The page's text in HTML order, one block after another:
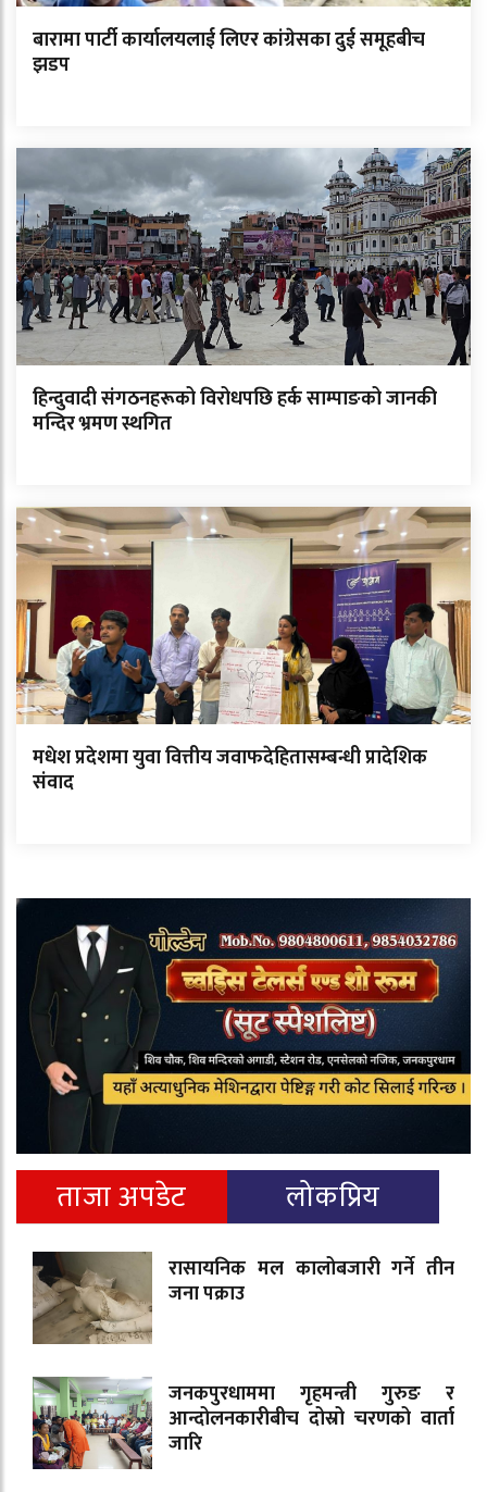
बारामा पार्टी कार्यालयलाई लिएर कांग्रेसका दुई समूहबीच
झडप
हिन्दुवादी संगठनहरूको विरोधपछि हर्क साम्पाङको जानकी
मन्दिर भ्रमण स्थगित
मधेश प्रदेशमा युवा वित्तीय जवाफदेहितासम्बन्धी प्रादेशिक
संवाद
ताजा अपडेट लोकप्रिय
रासायनिक मल कालोबजारी गर्ने तीन
जना पक्राउ
जनकपुरधाममा गृहमन्त्री गुरुङ र
आन्दोलनकारीबीच दोस्रो चरणको वार्ता
जारि